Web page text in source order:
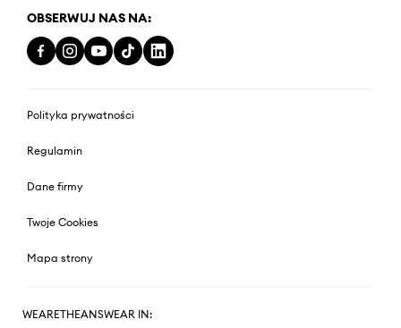
OBSERWUJ NAS NA:
Polityka prywatności
Regulamin
Dane firmy
Twoje Cookies
Mapa strony
WEARETHEANSWEAR IN: